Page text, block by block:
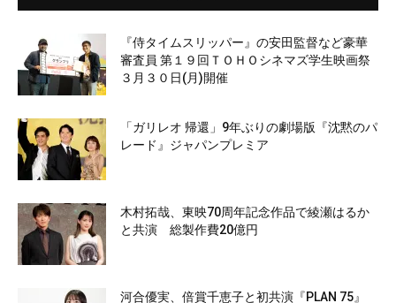
『侍タイムスリッパー』の安田監督など豪華
審査員 第１９回ＴＯＨＯシネマズ学生映画祭
３月３０日(月)開催
「ガリレオ 帰還」9年ぶりの劇場版『沈黙のパ
レード』ジャパンプレミア
木村拓哉、東映70周年記念作品で綾瀬はるか
と共演 総製作費20億円
河合優実、倍賞千恵子と初共演『PLAN 75』